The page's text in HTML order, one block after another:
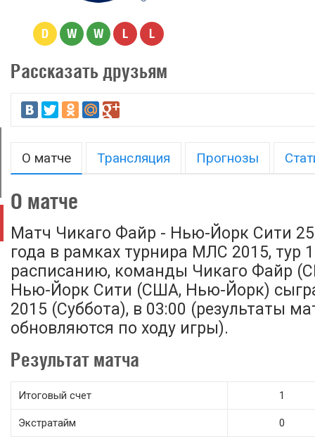
D W W L L
Рассказать друзьям
О матче Трансляция Прогнозы
О матче
Матч Чикаго Файр - Нью-Йорк Сити
года в рамках турнира МЛС 2015, тур
расписанию, команды Чикаго Файр
Нью-Йорк Сити (США, Нью-Йорк)
2015 (Суббота), в 03:00 (результаты
обновляются по ходу игры).
Результат матча
Итоговый счет 1
Экстратайм 0